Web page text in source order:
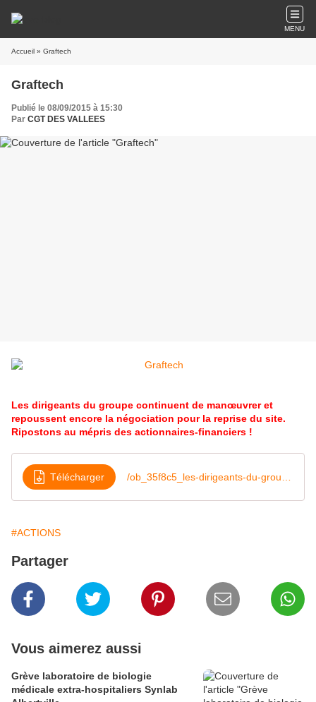
MENU
Accueil » Graftech
Graftech
Publié le 08/09/2015 à 15:30
Par CGT DES VALLEES
Les dirigeants du groupe continuent de manœuvrer et
repoussent encore la négociation pour la reprise du site.
Ripostons au mépris des actionnaires-financiers !
Télécharger
#ACTIONS
Partager
Vous aimerez aussi
Grève laboratoire de biologie
médicale extra-hospitaliers Synlab